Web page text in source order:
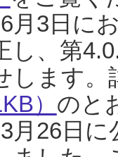
月3日に
し、第
します。
） のと
月26日